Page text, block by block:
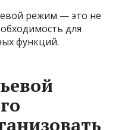
режим — это не
для
функций.